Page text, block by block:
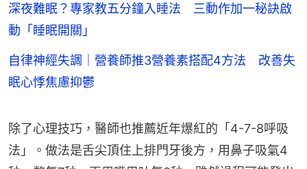
深夜難眠？專家教五分鐘入睡法 三動作加一秘訣啟
動「睡眠開關」
自律神經失調｜營養師推3營養素搭配4方法 改善失
眠心悸焦慮抑鬱
除了心理技巧，醫師也推薦近年爆紅的「4-7-8呼吸
法」。做法是舌尖頂住上排門牙後方，用鼻子吸氣4